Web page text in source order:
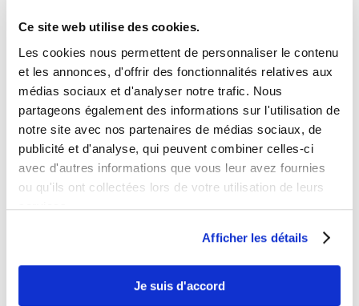
Ce site web utilise des cookies.
Les cookies nous permettent de personnaliser le contenu
et les annonces, d'offrir des fonctionnalités relatives aux
médias sociaux et d'analyser notre trafic. Nous
partageons également des informations sur l'utilisation de
notre site avec nos partenaires de médias sociaux, de
publicité et d'analyse, qui peuvent combiner celles-ci
avec d'autres informations que vous leur avez fournies
ou qu'ils ont collectées lors de votre utilisation de leurs
services.
Afficher les détails
Je suis d'accord